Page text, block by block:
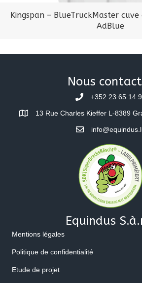
Kingspan – BlueTruckMaster
AdBlue
Nous
+352 23 65 14
13 Rue Charles Kieffer L-8389
Equindus
Mentions légales
Politique de confidentialité
Etude de projet